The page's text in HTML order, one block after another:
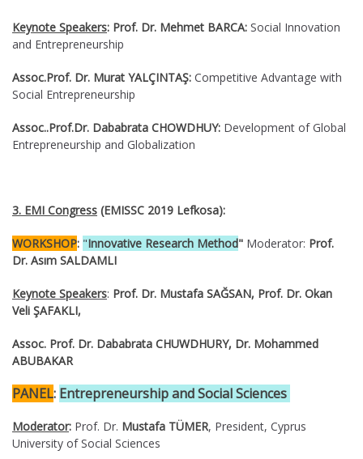
Keynote Speakers: Prof. Dr. Mehmet BARCA: Social Innovation
and Entrepreneurship
Assoc.Prof. Dr. Murat YALÇINTAŞ: Competitive Advantage with
Social Entrepreneurship
Assoc..Prof.Dr. Dababrata CHOWDHUY: Development of Global
Entrepreneurship and Globalization
3. EMI Congress (EMISSC 2019 Lefkosa):
WORKSHOP: "Innovative Research Method" Moderator: Prof.
Dr. Asım SALDAMLI
Keynote Speakers: Prof. Dr. Mustafa SAĞSAN, Prof. Dr. Okan
Veli ŞAFAKLI,
Assoc. Prof. Dr. Dababrata CHUWDHURY, Dr. Mohammed
ABUBAKAR
PANEL: Entrepreneurship and Social Sciences
Moderator: Prof. Dr. Mustafa TÜMER, President, Cyprus
University of Social Sciences